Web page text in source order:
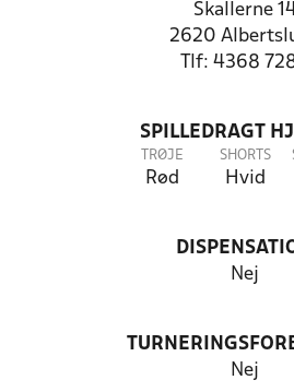
Skallerne
2620
Tlf: 4368
SPILLEDRAGT
TRØJE
Rød
SHORTS
Hvid
Nej
Nej